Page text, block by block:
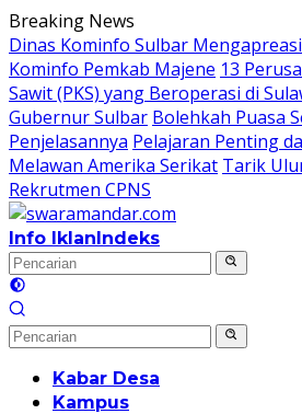
Langsung
ke
konten
Breaking News
Dinas Kominfo Sulbar
Kominfo Pemkab Majene 13
Sawit (PKS) yang Beroperasi di
Gubernur Sulbar Bolehkah Puasa
Penjelasannya Pelajaran Penting
Melawan Amerika Serikat Tarik
Rekrutmen CPNS
Info IklanIndeks
Kabar Desa
Kampus